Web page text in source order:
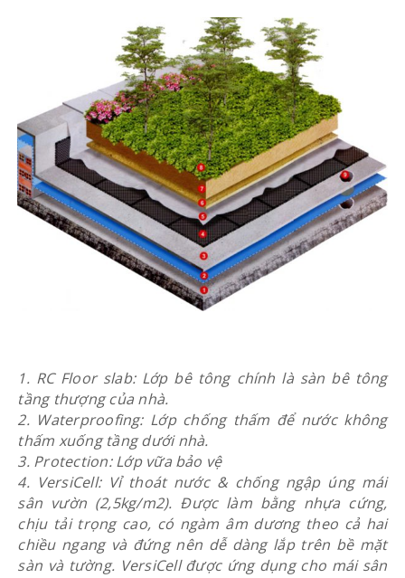
1. RC Floor slab: Lớp bê tông chính là sàn bê tông
tầng thượng của nhà.
2. Waterproofing: Lớp chống thấm để nước không
thấm xuống tầng dưới nhà.
3. Protection: Lớp vữa bảo vệ
4. VersiCell: Vỉ thoát nước & chống ngập úng mái
sân vườn (2,5kg/m2). Được làm bằng nhựa cứng,
chịu tải trọng cao, có ngàm âm dương theo cả hai
chiều ngang và đứng nên dễ dàng lắp trên bề mặt
sàn và tường. VersiCell được ứng dụng cho mái sân